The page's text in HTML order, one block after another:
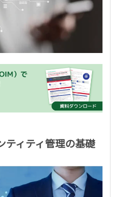
ティティ管理の基礎